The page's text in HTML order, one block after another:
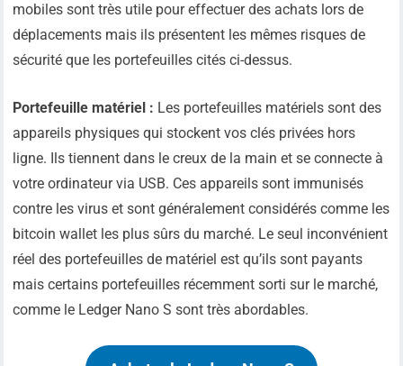
mobiles sont très utile pour effectuer des achats lors de
déplacements mais ils présentent les mêmes risques de
sécurité que les portefeuilles cités ci-dessus.
Portefeuille matériel : Les portefeuilles matériels sont des
appareils physiques qui stockent vos clés privées hors
ligne. Ils tiennent dans le creux de la main et se connecte à
votre ordinateur via USB. Ces appareils sont immunisés
contre les virus et sont généralement considérés comme les
bitcoin wallet les plus sûrs du marché. Le seul inconvénient
réel des portefeuilles de matériel est qu’ils sont payants
mais certains portefeuilles récemment sorti sur le marché,
comme le Ledger Nano S sont très abordables.